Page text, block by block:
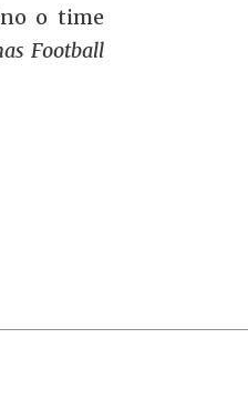
o time
Football